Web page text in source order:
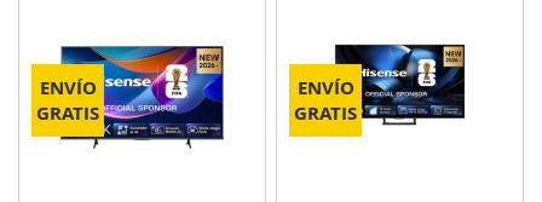
ENVÍO
GRATIS
ENVÍO
GRATIS